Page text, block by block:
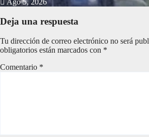
Ago 5, 2026
Deja una respuesta
Tu dirección de correo electrónico no será
obligatorios están marcados con *
Comentario *